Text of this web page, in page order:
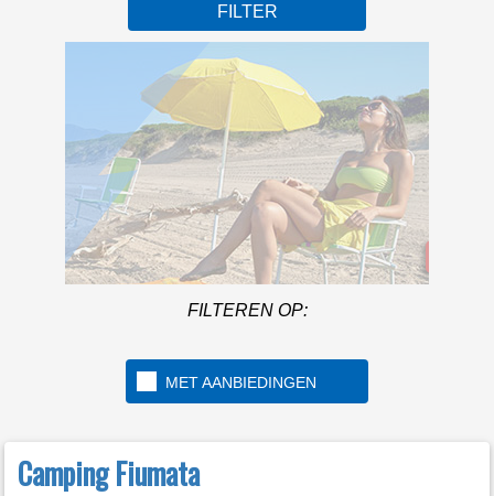
FILTER
Campanië
dan 1 km lengte in de
mooie golf van Gaeta
FILTEREN OP:
MET AANBIEDINGEN
Camping Fiumata